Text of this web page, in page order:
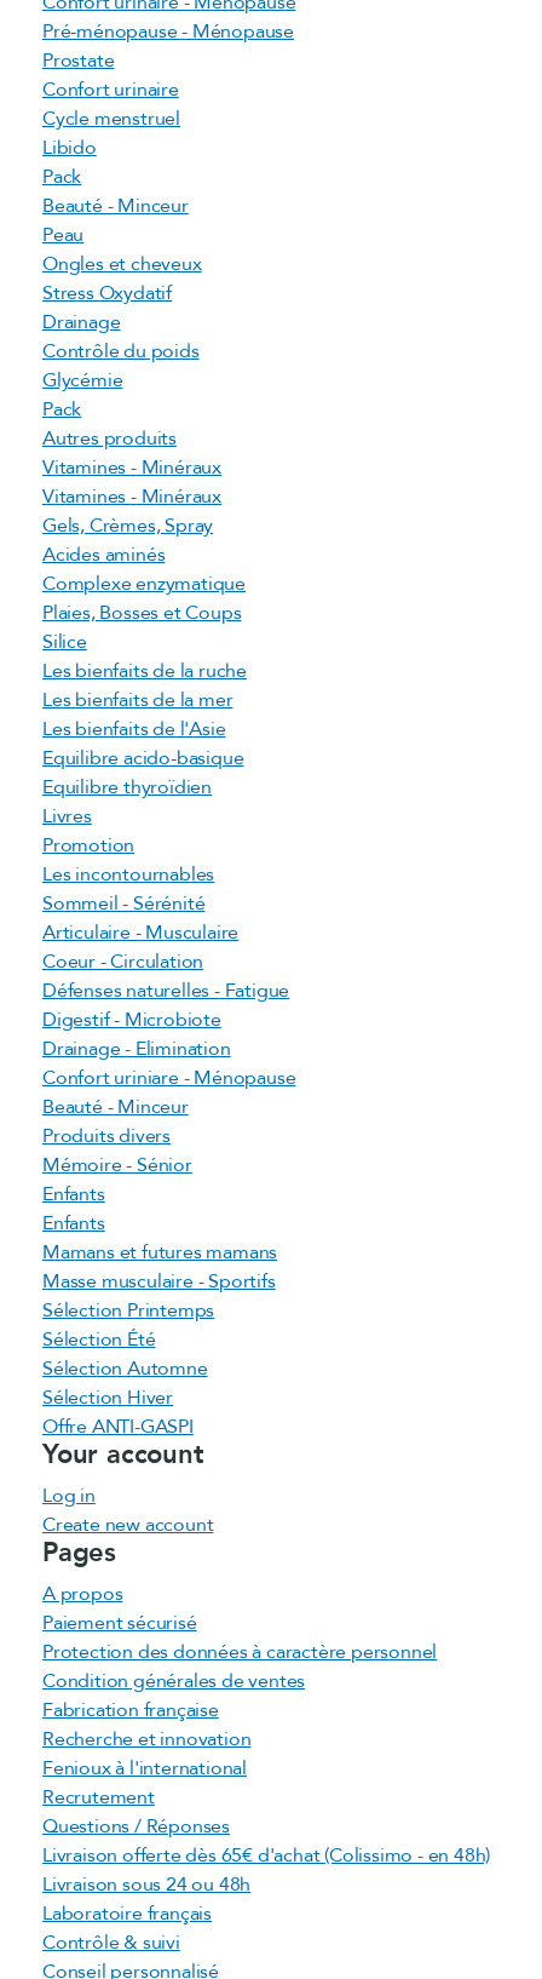
Pré-ménopause - Ménopause
Prostate
Confort urinaire
Cycle menstruel
Libido
Pack
Beauté - Minceur
Peau
Ongles et cheveux
Stress Oxydatif
Drainage
Contrôle du poids
Glycémie
Pack
Autres produits
Vitamines - Minéraux
Vitamines - Minéraux
Gels, Crèmes, Spray
Acides aminés
Complexe enzymatique
Plaies, Bosses et Coups
Silice
Les bienfaits de la ruche
Les bienfaits de la mer
Les bienfaits de l'Asie
Equilibre acido-basique
Equilibre thyroïdien
Livres
Promotion
Les incontournables
Sommeil - Sérénité
Articulaire - Musculaire
Coeur - Circulation
Défenses naturelles - Fatigue
Digestif - Microbiote
Drainage - Elimination
Confort uriniare - Ménopause
Beauté - Minceur
Produits divers
Mémoire - Sénior
Enfants
Enfants
Mamans et futures mamans
Masse musculaire - Sportifs
Sélection Printemps
Sélection Été
Sélection Automne
Sélection Hiver
Offre ANTI-GASPI
Your account
Log in
Create new account
Pages
A propos
Paiement sécurisé
Protection des données à caractère personnel
Condition générales de ventes
Fabrication française
Recherche et innovation
Fenioux à l'international
Recrutement
Questions / Réponses
Livraison offerte dès 65€ d'achat (Colissimo - en 48h)
Livraison sous 24 ou 48h
Laboratoire français
Contrôle & suivi
Conseil personnalisé